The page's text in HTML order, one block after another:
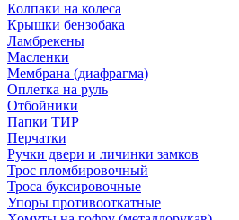
Колпаки на колеса
Крышки бензобака
Ламбрекены
Масленки
Мембрана (диафрагма)
Оплетка на руль
Отбойники
Папки ТИР
Перчатки
Ручки двери и личинки замков
Трос пломбировочный
Троса буксировочные
Упоры противооткатные